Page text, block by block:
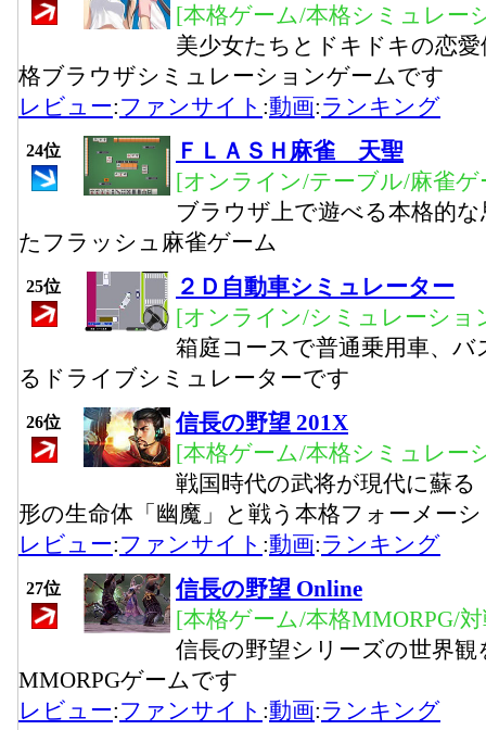
[本格ゲーム/本格シミュレー
美少女たちとドキドキの恋
格ブラウザシミュレーションゲームです
レビュー:ファンサイト :動画:ランキング
24位
ＦＬＡＳＨ麻雀 天聖
[オンライン/テーブル/麻雀ゲ
ブラウザ上で遊べる本格的
たフラッシュ麻雀ゲーム
25位
２Ｄ自動車シミュレーター
[オンライン/シミュレーショ
箱庭コースで普通乗用車、
るドライブシミュレーターです
26位
信長の野望 201X
[本格ゲーム/本格シミュレー
戦国時代の武将が現代に蘇
形の生命体「幽魔」と戦う本格フォーメー
レビュー:ファンサイト :動画:ランキング
27位
信長の野望 Online
[本格ゲーム/本格MMORPG/
信長の野望シリーズの世界
MMORPGゲームです
レビュー:ファンサイト :動画:ランキング